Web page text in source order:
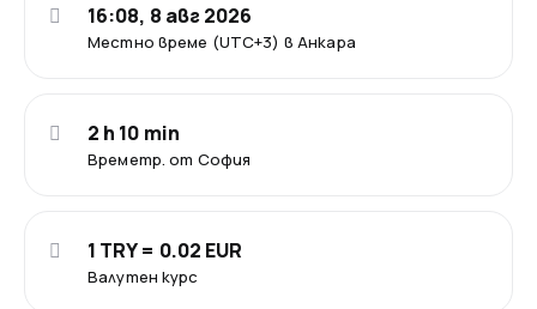
Местно време (UTC+3) в Анкара
16:08, 8 авг 2026
Времетр. от София
2 h 10 min
Валутен курс
1 TRY = 0.02 EUR